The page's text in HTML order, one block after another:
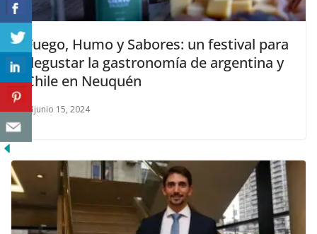
Fuego, Humo y Sabores: un festival para
degustar la gastronomía de argentina y
Chile en Neuquén
junio 15, 2024